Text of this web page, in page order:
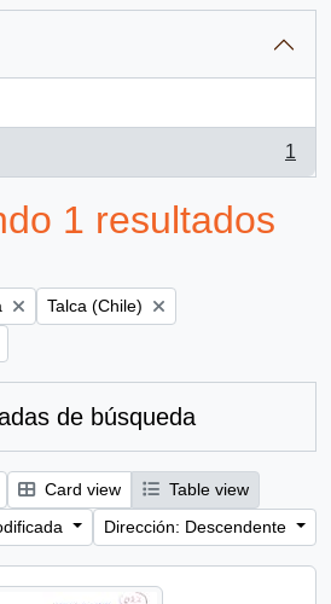
1
1 resultados
Remove filter:
Talca (Chile)
de búsqueda
Card view
Table view
Dirección: Descendente